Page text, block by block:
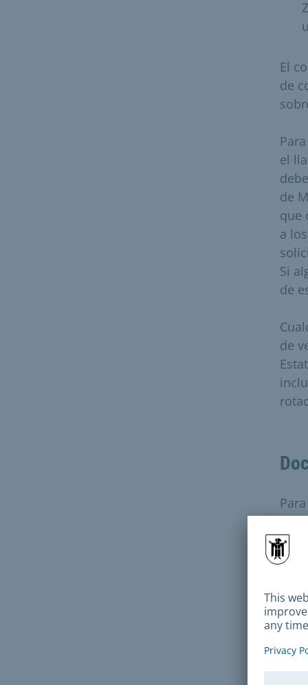
El
de
el
de
que
a
Si
de
de